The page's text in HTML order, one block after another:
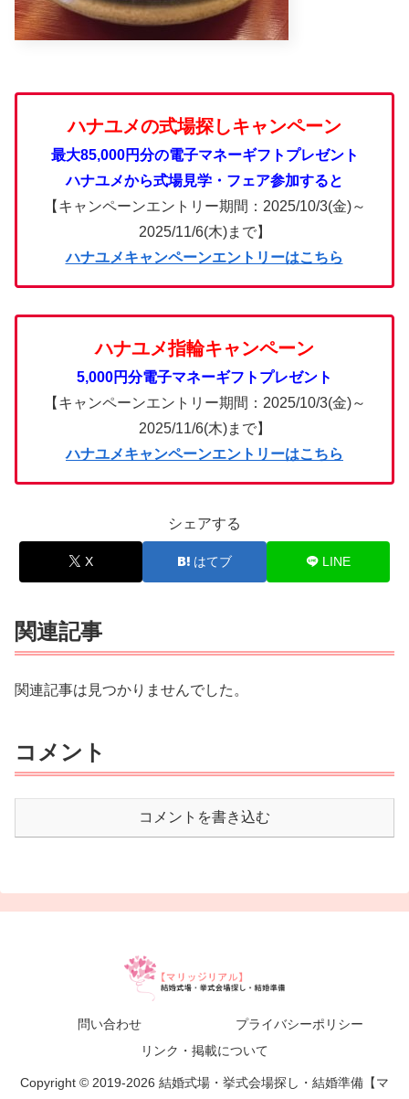
ハナユメの式場探しキャンペーン
最大85,000円分の電子マネーギフトプレゼント
ハナユメから式場見学・フェア参加すると
【キャンペーンエントリー期間：2025/10/3(金)～
2025/11/6(木)まで】
ハナユメキャンペーンエントリーはこちら
ハナユメ指輪キャンペーン
5,000円分電子マネーギフトプレゼント
【キャンペーンエントリー期間：2025/10/3(金)～
2025/11/6(木)まで】
ハナユメキャンペーンエントリーはこちら
シェアする
X はてブ LINE
関連記事
関連記事は見つかりませんでした。
コメント
コメントを書き込む
問い合わせ
プライバシーポリシー
リンク・掲載について
Copyright © 2019-2026 結婚式場・挙式会場探し・結婚準備【マ